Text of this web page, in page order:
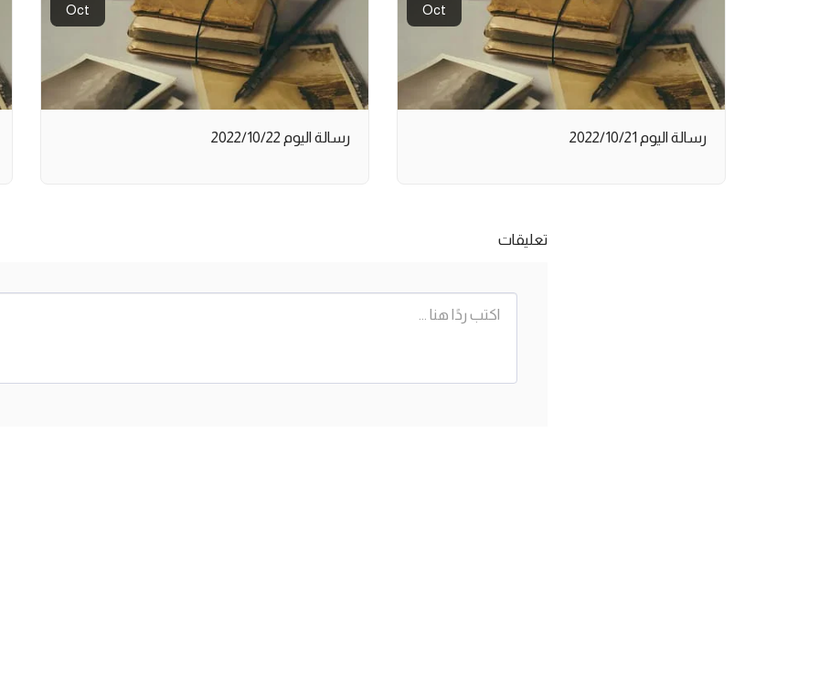
Oct
رسالة اليوم 2022/10/21
Oct
رسالة اليوم 2022/10/22
تعليقات